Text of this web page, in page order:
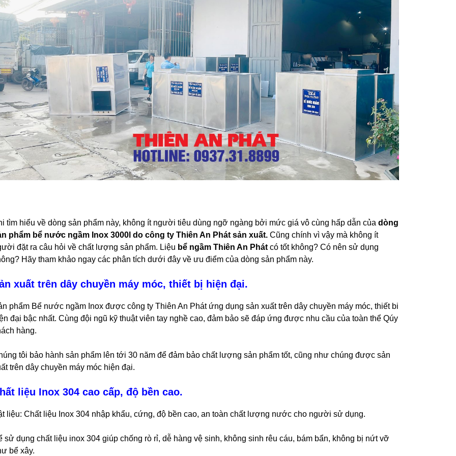
tìm hiểu về dòng sản phẩm này, không ít người tiêu dùng ngỡ ngàng bởi mức giá vô cùng hấp dẫn của dòng
phẩm bể nước ngầm Inox 3000l do công ty Thiên An Phát sản xuất. Cũng chính vì vậy mà không ít
đặt ra câu hỏi về chất lượng sản phẩm. Liệu bể ngầm Thiên An Phát có tốt không? Có nên sử dụng
Hãy tham khảo ngay các phân tích dưới đây về ưu điểm của dòng sản phẩm này.
xuất trên dây chuyền máy móc, thiết bị hiện đại.
phẩm Bể nước ngầm Inox được công ty Thiên An Phát ứng dụng sản xuất trên dây chuyền máy móc, thiết bi
đại bậc nhất. Cùng đội ngũ kỹ thuật viên tay nghề cao, đảm bảo sẽ đáp ứng được nhu cầu của toàn thể Qúy
hàng.
tôi bảo hành sản phẩm lên tới 30 năm để đảm bảo chất lượng sản phẩm tốt, cũng như chúng được sản
trên dây chuyền máy móc hiện đại.
liệu Inox 304 cao cấp, độ bền cao.
liệu: Chất liệu Inox 304 nhập khẩu, cứng, độ bền cao, an toàn chất lượng nước cho người sử dụng.
sử dụng chất liệu inox 304 giúp chống rò rỉ, dễ hàng vệ sinh, không sinh rêu cáu, bám bẩn, không bị nứt vỡ
bể xây.